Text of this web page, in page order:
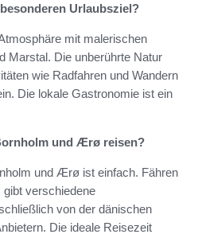
Urlaubsziel?
mit malerischen
Die unberührte Natur
wie Radfahren und Wandern
Die lokale Gastronomie ist ein
und Ærø reisen?
und Ærø ist einfach. Fähren
gibt verschiedene
von der dänischen
Die ideale Reisezeit